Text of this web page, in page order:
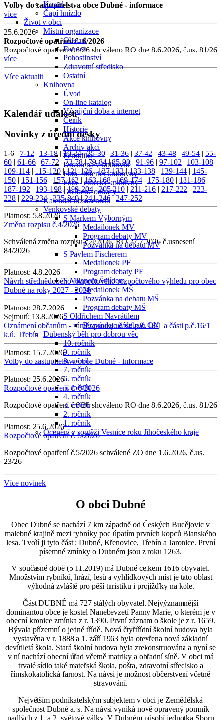
Kostel
Čapí hnízdo
Život v obci
Místní organizace
Obecní
Farnost
Pohostinství
Zdravotní středisko
Ostatní
Knihovna
Úvod
On-line katalog
Výpůjční doba a internet
Ceník
Historie
Akce knihovny
Archiv akcí
Periodika
Dovolená v knihovně
Foto - interiér knihovny
Foto - exteriér knihovny
Oblíbené odkazy
Kalendář obsazenosti
Venkovské debaty
S Markem Výborným
Medailonek MV
Program debaty MV
Pozvánka na debatu MV
S Pavlem Fischerem
Medailonek PF
Program debaty PF
S Milanem Šmídem
Medailonek MŠ
Pozvánka na debatu MŠ
Program debaty MŠ
S Oldřichem Navrátilem
Pozvánka na debatu ON
Dubenský běh pro dobrou věc
10. ročník
9. ročník
8. ročník
7. ročník
6. ročník
5. ročník
4. ročník
3. ročník
2. ročník
1. ročník
Ocenění v soutěži Vesnice roku Jihočeského kraje
Volby do zastupitelstva obce Dubné - informace
více
25.6.2026
Rozpočtové opatření č. 6/2026
Rozpočtové opatření č.6/26 shcváleno RO dne 8.6.2026, č.us. 81/26
více
Více aktualit
Kalendář událostí
Novinky z úřední desky
1-6 | 7-12 | 13-18 | 19-24|25-30 | 31-36 | 37-42 | 43-48 | 49-54 | 55-
60 | 61-66 | 67-72 |73-78|79-84|85-90| 91-96 | 97-102 | 103-108 |
109-114 | 115-120 |121-126|127-132|133-138 | 139-144 | 145-
150 | 151-156 | 157-162|163-168|169-174 | 175-180 | 181-186 |
187-192 | 193-198|199-204|205-210|211-216 | 217-222 | 223-
228 | 229-234|235-240|241-246|247-252 |
Platnost: 5.8.2026
Změna rozpisu č.4/2026
Schválená změna rozpisu č.4/2026, RO 27.7.2026 č.usnesení
84/2026
Platnost: 4.8.2026
Návrh střednědobého rozpočtového rozpočtového výhledu pro obec
Dubné na roky 2027 - 2028
Platnost: 28.7.2026
Sejmutí: 13.8.2026
Oznámení občanům - záměr prodeje části p.č. 18/1 a části p.č.16/1
k.ú. Třebín
Platnost: 15.7.2026
Volby do zastupitelstva obce Dubné - informace
Platnost: 25.6.2026
Rozpočtové opatření č. 6/2026
Rozpočtové opatření č.6/26 shcváleno RO dne 8.6.2026, č.us. 81/26
Platnost: 25.6.2026
Rozpočtové opatření č. 5/2026
Rozpočtové opatření č.5/2026 schválené ZO dne 1.6.2026, č.us.
23/26
Více novinek
O obci Dubné
Obec Dubné se nachází 7 km západně od Českých Budějovic v
malebné krajině mezi rybníky pod úpatím prvních kopců Blanského
lesa. Tvoří ji tyto části: Dubné, Křenovice, Třebín a Jaronice. První
písemné zmínky o Dubném jsou z roku 1263.
V současné době (5.11.2019) má Dubné celkem 1616 obyvatel.
Množstvím rybníků, hrází, lesů a vyhlídkových míst je tato oblast
výhodná zvláště pro pěší turistiku i projížďky na kole.
Část DUBNÉ má 727 stálých obyvatel. Nejvýznamnější
dominantou obce je kostel Nanebevzetí Panny Marie, o kterém je v
obecní kronice zmínka z r. 1390. První záznam o škole je z r. 1659.
Bývala přízemní o jedné třídě. Nová čtyřtřídní školní budova byla
vystavěna v r. 1888 a 1. září 1963 byla otevřena nová základní
devítiletá škola. Stará školní budova byla zrekonstruována a nyní se
v ní nachází obecní úřad včetně matriky a obřadní síně. V obci má
trvalé sídlo také mateřská škola, pošta, zdravotní středisko a
římskokatolická farnost. Na návsi je možnost občerstvení včetně
stravování.
Největším podnikatelským subjektem v obci je Zemědělská
společnost Dubné a. s. Na návsi vyniká nově opravený pomník
padlých z 1. a 2. světové války. V Dubném působí jednotka Sboru